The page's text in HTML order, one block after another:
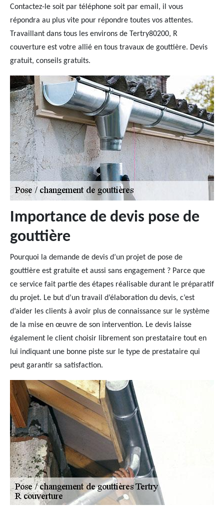
Contactez-le soit par téléphone soit par email, il vous
répondra au plus vite pour répondre toutes vos attentes.
Travaillant dans tous les environs de Tertry80200, R
couverture est votre allié en tous travaux de gouttière. Devis
gratuit, conseils gratuits.
Importance de devis pose de
gouttière
Pourquoi la demande de devis d’un projet de pose de
gouttière est gratuite et aussi sans engagement ? Parce que
ce service fait partie des étapes réalisable durant le préparatif
du projet. Le but d’un travail d’élaboration du devis, c’est
d’aider les clients à avoir plus de connaissance sur le système
de la mise en œuvre de son intervention. Le devis laisse
également le client choisir librement son prestataire tout en
lui indiquant une bonne piste sur le type de prestataire qui
peut garantir sa satisfaction.